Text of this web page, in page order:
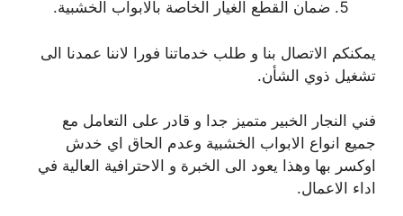
ضمان القطع الغيار الخاصة بالابواب الخشبية.
يمكنكم الاتصال بنا و طلب خدماتنا فورا لاننا عمدنا الى
تشغيل ذوي الشأن.
فني النجار الخبير متميز جدا و قادر على التعامل مع
جميع انواع الابواب الخشبية وعدم الحاق اي خدش
اوكسر بها وهذا يعود الى الخبرة و الاحترافية العالية في
اداء الاعمال.